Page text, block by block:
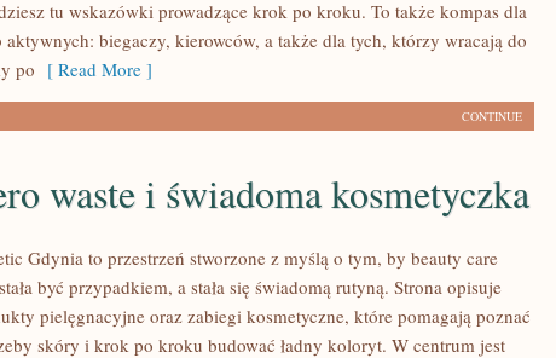
tu wskazówki prowadzące krok po kroku. To także kompas dla
aktywnych: biegaczy, kierowców, a także dla tych, którzy wracają do
po [ Read More ]
CONTINUE
waste i świadoma kosmetyczka
Gdynia to przestrzeń stworzone z myślą o tym, by beauty care
być przypadkiem, a stała się świadomą rutyną. Strona opisuje
pielęgnacyjne oraz zabiegi kosmetyczne, które pomagają poznać
skóry i krok po kroku budować ładny koloryt. W centrum jest